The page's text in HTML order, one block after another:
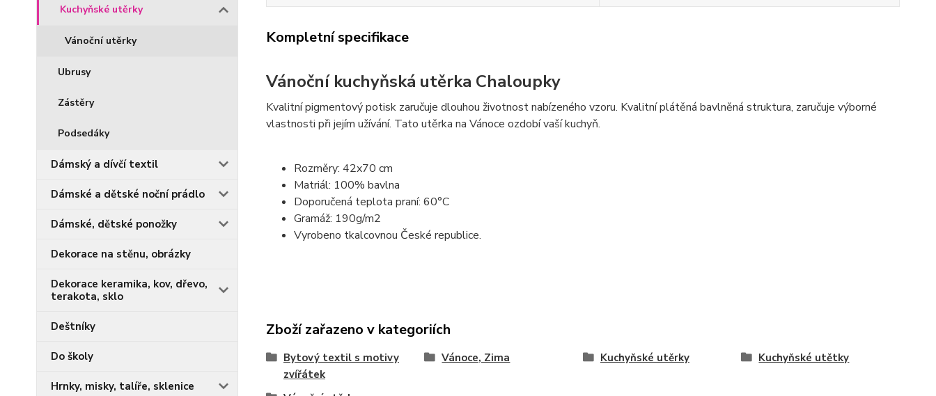
Kuchyňské utěrky
Vánoční utěrky
Ubrusy
Zástěry
Podsedáky
Dámský a dívčí textil
Dámské a dětské noční prádlo
Dámské, dětské ponožky
Dekorace na stěnu, obrázky
Dekorace keramika, kov, dřevo,
terakota, sklo
Deštníky
Do školy
Hrnky, misky, talíře, sklenice
Kompletní specifikace
Vánoční kuchyňská utěrka Chaloupky
Kvalitní pigmentový potisk zaručuje dlouhou životnost nabízeného vzoru. Kvalitní plátěná bavlněná struktura, zaručuje výborné
vlastnosti při jejím užívání. Tato utěrka na Vánoce ozdobí vaší kuchyň.
Rozměry: 42x70 cm
Matriál: 100% bavlna
Doporučená teplota praní: 60°C
Gramáž: 190g/m2
Vyrobeno tkalcovnou České republice.
Zboží zařazeno v kategoriích
Bytový textil s motivy
zvířátek
Vánoce, Zima Kuchyňské utěrky Kuchyňské utětky